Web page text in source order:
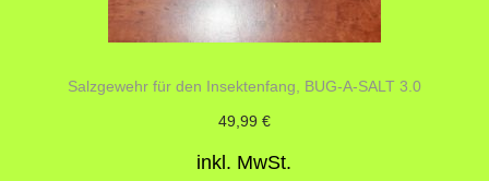
Salzgewehr für den Insektenfang, BUG-A-SALT 3.0
49,99 €
inkl. MwSt.